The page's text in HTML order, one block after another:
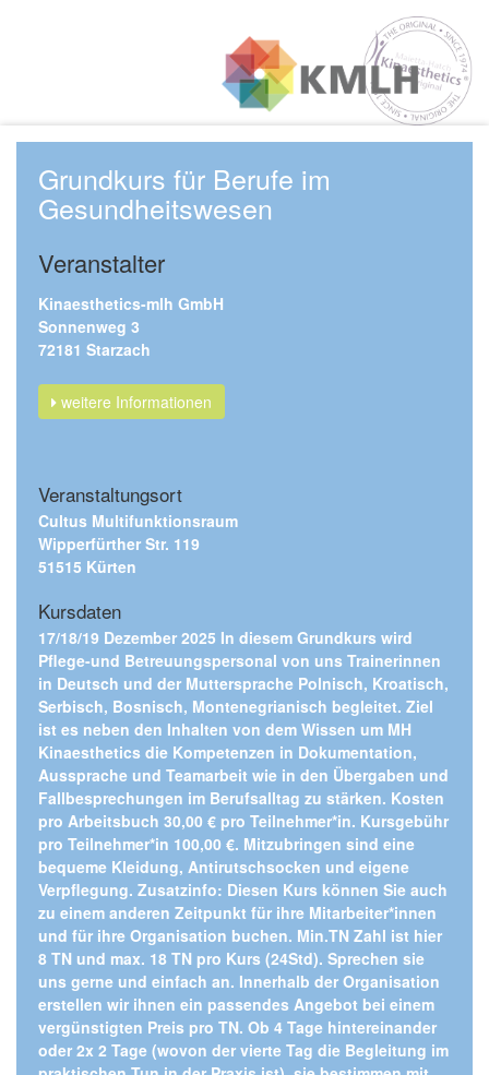
Grundkurs für Berufe im
Gesundheitswesen
Veranstalter
Kinaesthetics-mlh GmbH
Sonnenweg 3
72181 Starzach
weitere Informationen
Veranstaltungsort
Cultus Multifunktionsraum
Wipperfürther Str. 119
51515 Kürten
Kursdaten
17/18/19 Dezember 2025 In diesem Grundkurs wird
Pflege-und Betreuungspersonal von uns Trainerinnen
in Deutsch und der Muttersprache Polnisch, Kroatisch,
Serbisch, Bosnisch, Montenegrianisch begleitet. Ziel
ist es neben den Inhalten von dem Wissen um MH
Kinaesthetics die Kompetenzen in Dokumentation,
Aussprache und Teamarbeit wie in den Übergaben und
Fallbesprechungen im Berufsalltag zu stärken. Kosten
pro Arbeitsbuch 30,00 € pro Teilnehmer*in. Kursgebühr
pro Teilnehmer*in 100,00 €. Mitzubringen sind eine
bequeme Kleidung, Antirutschsocken und eigene
Verpflegung. Zusatzinfo: Diesen Kurs können Sie auch
zu einem anderen Zeitpunkt für ihre Mitarbeiter*innen
und für ihre Organisation buchen. Min.TN Zahl ist hier
8 TN und max. 18 TN pro Kurs (24Std). Sprechen sie
uns gerne und einfach an. Innerhalb der Organisation
erstellen wir ihnen ein passendes Angebot bei einem
vergünstigten Preis pro TN. Ob 4 Tage hintereinander
oder 2x 2 Tage (wovon der vierte Tag die Begleitung im